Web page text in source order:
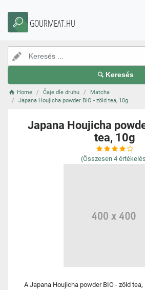
GOURMEAT.HU
Keresés
Home Čaje dle druhu
Matcha
Japana Houjicha powder BIO - zöld tea, 10g
Japana Houjicha
tea, 10g
(Összesen 4
A Japana Houjicha powder BIO - zöld